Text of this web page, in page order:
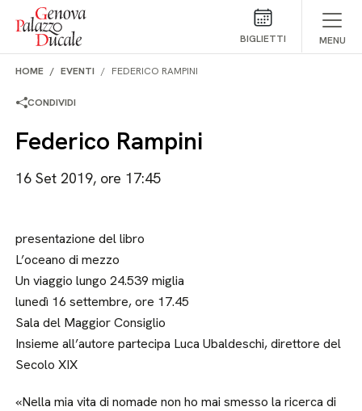
Salta al contenuto
BIGLIETTI MENU
HOME EVENTI FEDERICO RAMPINI
CONDIVIDI
Federico Rampini
16 Set 2019, ore 17:45
presentazione del libro
L’oceano di mezzo
Un viaggio lungo 24.539 miglia
lunedì 16 settembre, ore 17.45
Sala del Maggior Consiglio
Insieme all’autore partecipa Luca Ubaldeschi, direttore del
Secolo XIX
«Nella mia vita di nomade non ho mai smesso la ricerca di